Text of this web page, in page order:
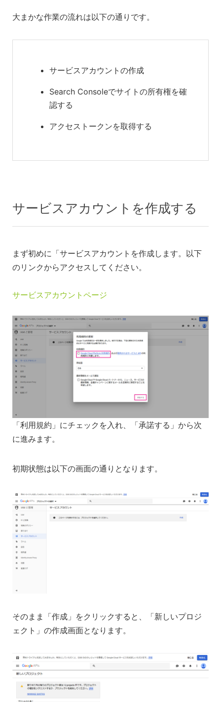
大まかな作業の流れは以下の通りです。
サービスアカウントの作成
Search Consoleでサイトの所有権を確
認する
アクセストークンを取得する
サービスアカウントを作成する
まず初めに「サービスアカウントを作成します。以下
のリンクからアクセスしてください。
サービスアカウントページ
「利用規約」にチェックを入れ、「承諾する」から次
に進みます。
初期状態は以下の画面の通りとなります。
そのまま「作成」をクリックすると、「新しいプロジ
ェクト」の作成画面となります。